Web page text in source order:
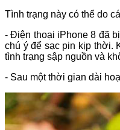
Tình trạng này có thể do
- Điện thoại iPhone 8 đã
chú ý để sạc pin kịp thời.
tình trạng sập nguồn và
- Sau một thời gian dài